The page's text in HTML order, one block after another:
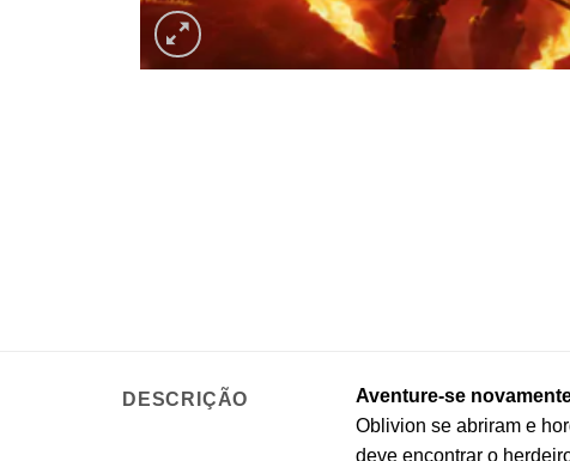
DESCRIÇÃO Aventure-se
Oblivion se abriram e
deve encontrar o